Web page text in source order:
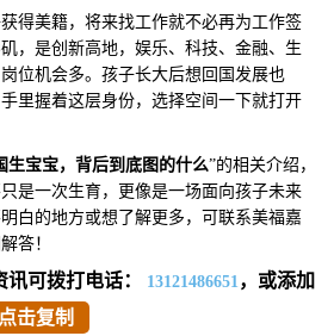
美籍，将来找工作就不必再为工作签
，是创新高地，娱乐、科技、金融、生
位机会多。孩子长大后想回国发展也
里握着这层身份，选择空间一下就打开
生宝宝，背后到底图的什么”的相关介绍，
是一次生育，更像是一场面向孩子未来
白的地方或想了解更多，可联系美福嘉
答！
可拨打电话： 13121486651 ，或添加
点击复制